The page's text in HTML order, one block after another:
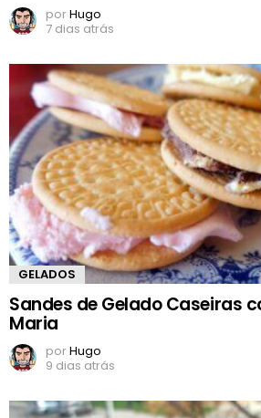
porHugo
7 dias atrás
GELADOS
Sandes de Gelado Caseiras
Maria
porHugo
9 dias atrás